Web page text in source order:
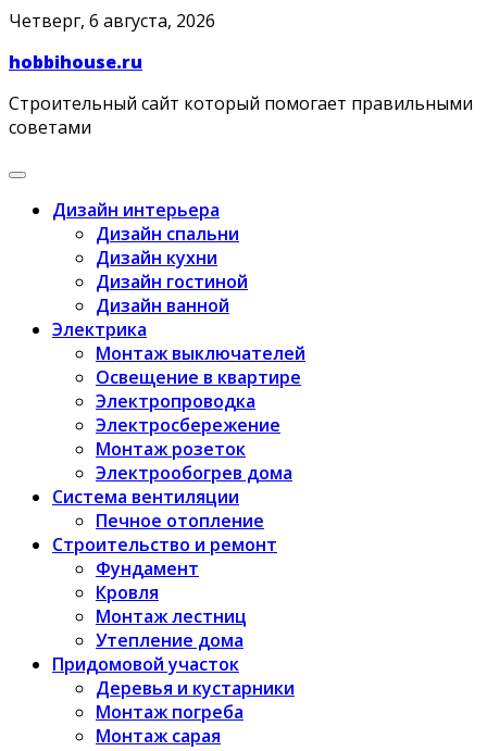
Skip
content
Четверг, 6 августа, 2026
hobbihouse.ru
Строительный сайт который помогает правильными
советами
Дизайн интерьера
Дизайн спальни
Дизайн кухни
Дизайн гостиной
Дизайн ванной
Электрика
Монтаж выключателей
Освещение в квартире
Электропроводка
Электросбережение
Монтаж розеток
Электрообогрев дома
Система вентиляции
Печное отопление
Строительство и ремонт
Фундамент
Кровля
Монтаж лестниц
Утепление дома
Придомовой участок
Деревья и кустарники
Монтаж погреба
Монтаж сарая